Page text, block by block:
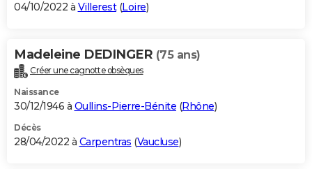
04/10/2022 à Villerest(Loire)
Madeleine DEDINGER (75 ans)
Créer une cagnotte obsèques
Naissance
30/12/1946 à Oullins-Pierre-Bénite (Rhône)
Décès
28/04/2022 à Carpentras (Vaucluse)